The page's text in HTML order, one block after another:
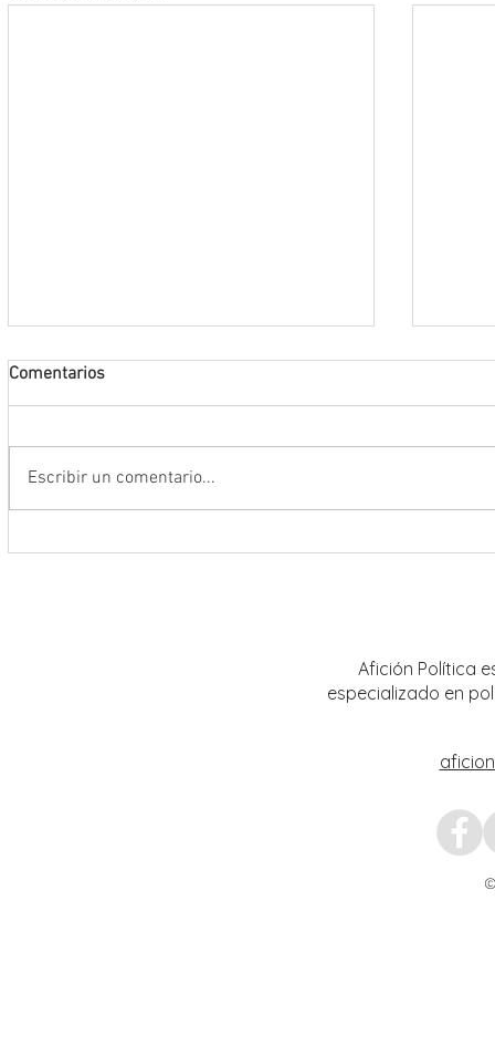
Comentarios
Escribir un comentario...
Afición Política
especializado en